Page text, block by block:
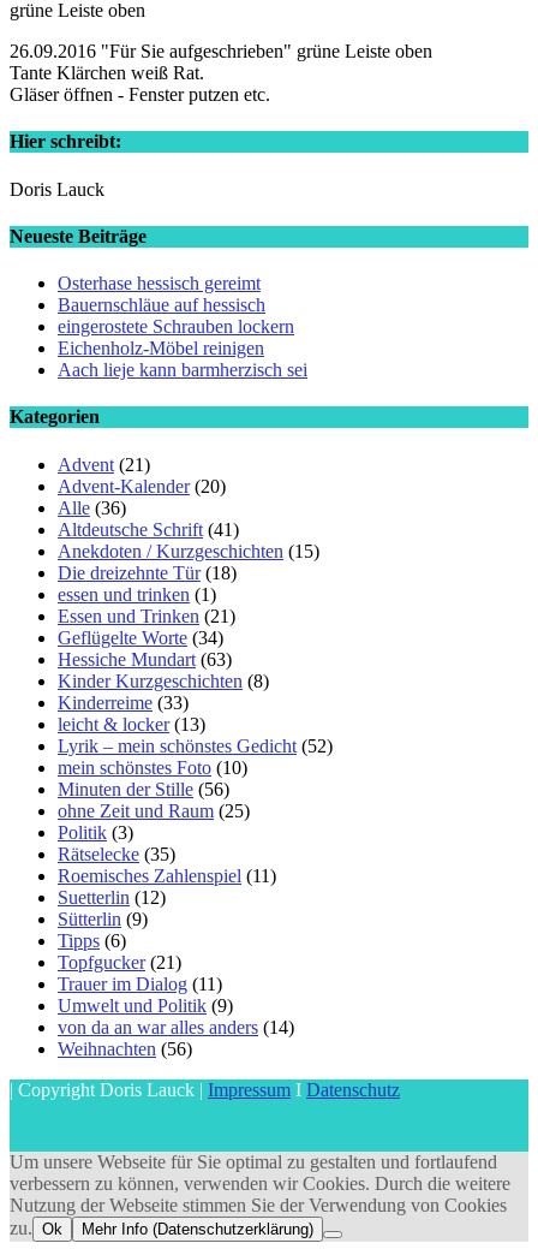
grüne Leiste oben
26.09.2016 "Für Sie aufgeschrieben" grüne Leiste oben
Tante Klärchen weiß Rat.
Gläser öffnen - Fenster putzen etc.
Hier schreibt:
Doris Lauck
Neueste Beiträge
Osterhase hessisch gereimt
Bauernschläue auf hessisch
eingerostete Schrauben lockern
Eichenholz-Möbel reinigen
Aach lieje kann barmherzisch sei
Kategorien
Advent (21)
Advent-Kalender(20)
Alle (36)
Altdeutsche Schrift (41)
Anekdoten / Kurzgeschichten (15)
Die dreizehnte Tür(18)
essen und trinken (1)
Essen und Trinken (21)
Geflügelte Worte (34)
Hessiche Mundart (63)
Kinder Kurzgeschichten (8)
Kinderreime (33)
leicht & locker(13)
Lyrik – mein schönstes Gedicht (52)
mein schönstes Foto (10)
Minuten der Stille (56)
ohne Zeit und Raum (25)
Politik (3)
Rätselecke (35)
Roemisches Zahlenspiel (11)
Suetterlin (12)
Sütterlin (9)
Tipps (6)
Topfgucker(21)
Trauer im Dialog (11)
Umwelt und Politik (9)
von da an war alles anders (14)
Weihnachten (56)
| Copyright Doris Lauck | Impressum I Datenschutz
Um unsere Webseite für Sie optimal zu gestalten und fortlaufend
verbessern zu können, verwenden wir Cookies. Durch die weitere
Nutzung der Webseite stimmen Sie der Verwendung von Cookies
zu. Ok Mehr Info (Datenschutzerklärung)